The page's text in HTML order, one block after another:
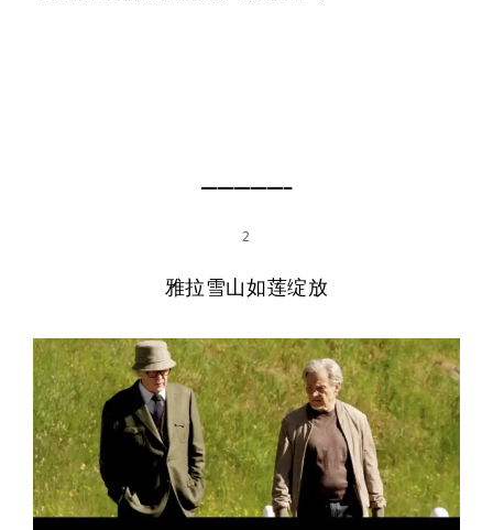
━━━━━━━━━━━
2
雅拉雪山如莲绽放